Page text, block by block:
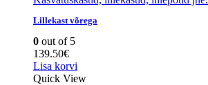
Lillekast võrega
0 out of 5
139.50€
Lisa korvi
Quick View